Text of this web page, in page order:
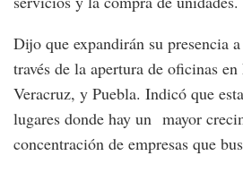
Dijo que expandirán su presencia
través de la apertura de oficinas
Veracruz, y Puebla. Indicó que
lugares donde hay un mayor
concentración de empresas que